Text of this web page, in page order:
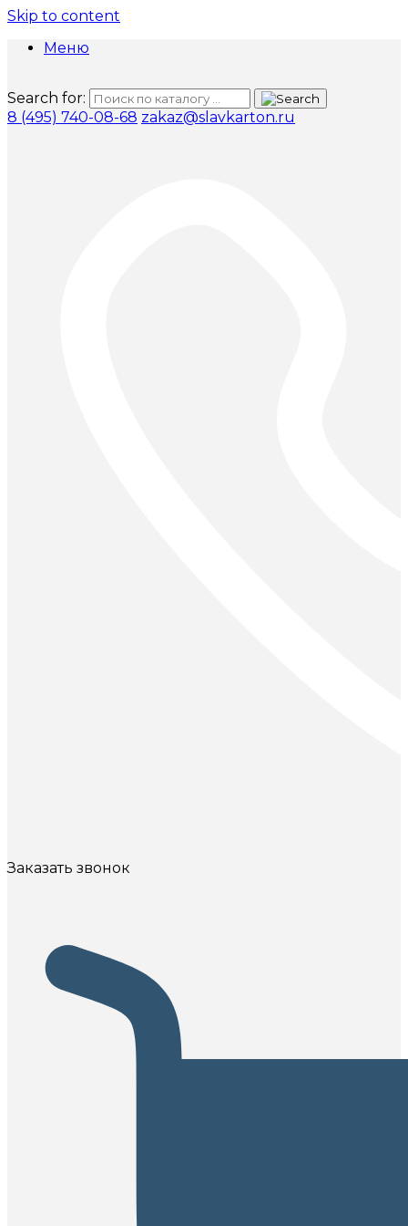
Skip to content
Меню
Search for:
8 (495) 740-08-68 zakaz@slavkarton.ru
Заказать звонок